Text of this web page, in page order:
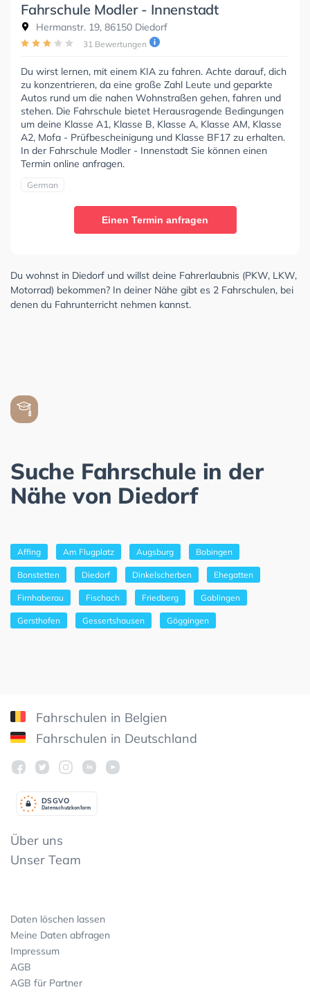
Fahrschule Modler - Innenstadt
Hermanstr. 19, 86150 Diedorf
31 Bewertungen
Du wirst lernen, mit einem KIA zu fahren. Achte darauf, dich
zu konzentrieren, da eine große Zahl Leute und geparkte
Autos rund um die nahen Wohnstraßen gehen, fahren und
stehen. Die Fahrschule bietet Herausragende Bedingungen
um deine Klasse A1, Klasse B, Klasse A, Klasse AM, Klasse
A2, Mofa - Prüfbescheinigung und Klasse BF17 zu erhalten.
In der Fahrschule Modler - Innenstadt Sie können einen
Termin online anfragen.
German
Einen Termin anfragen
Du wohnst in Diedorf und willst deine Fahrerlaubnis (PKW, LKW,
Motorrad) bekommen? In deiner Nähe gibt es 2 Fahrschulen, bei
denen du Fahrunterricht nehmen kannst.
Suche Fahrschule in der
Nähe von Diedorf
Affing Am Flugplatz Augsburg Bobingen
Bonstetten Diedorf Dinkelscherben Ehegatten
Firnhaberau Fischach Friedberg Gablingen
Gersthofen Gessertshausen Göggingen
Fahrschulen in Belgien
Fahrschulen in Deutschland
Datenschutzkonform
DSGVO
Über uns
Unser Team
Daten löschen lassen
Meine Daten abfragen
Impressum
AGB
AGB für Partner